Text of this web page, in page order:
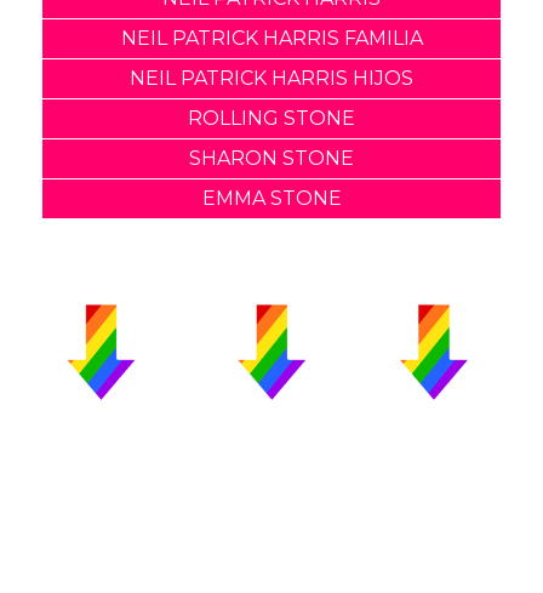
NEIL PATRICK HARRIS FAMILIA
NEIL PATRICK HARRIS HIJOS
ROLLING STONE
SHARON STONE
EMMA STONE